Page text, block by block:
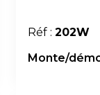
Réf : 202W
Monte/